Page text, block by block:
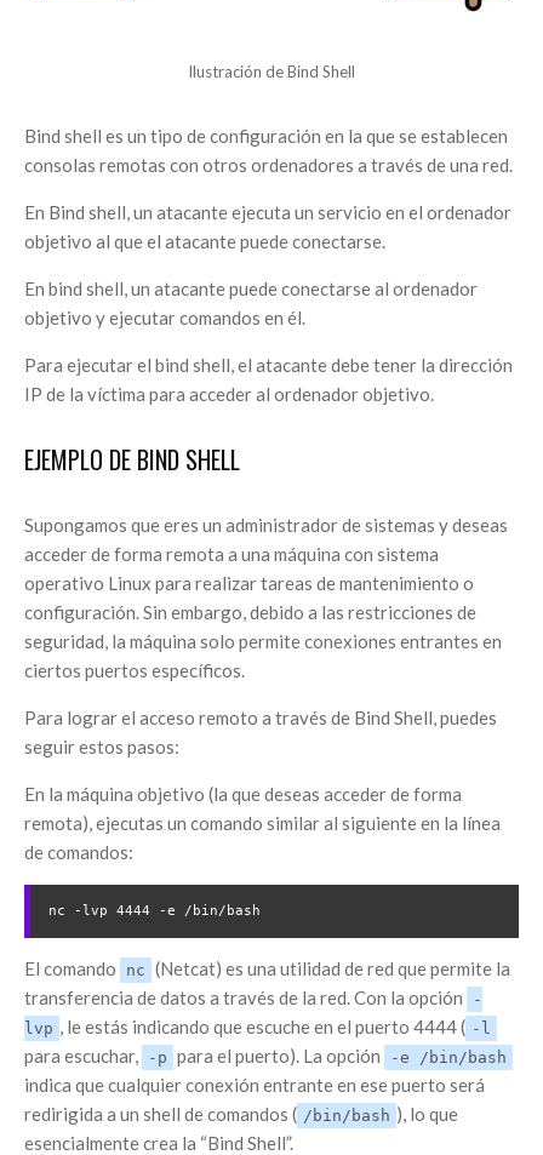
Ilustración de Bind Shell
Bind shell es un tipo de configuración en la que se establecen
consolas remotas con otros ordenadores a través de una red.
En Bind shell, un atacante ejecuta un servicio en el ordenador
objetivo al que el atacante puede conectarse.
En bind shell, un atacante puede conectarse al ordenador
objetivo y ejecutar comandos en él.
Para ejecutar el bind shell, el atacante debe tener la dirección
IP de la víctima para acceder al ordenador objetivo.
EJEMPLO DE BIND SHELL
Supongamos que eres un administrador de sistemas y deseas
acceder de forma remota a una máquina con sistema
operativo Linux para realizar tareas de mantenimiento o
configuración. Sin embargo, debido a las restricciones de
seguridad, la máquina solo permite conexiones entrantes en
ciertos puertos específicos.
Para lograr el acceso remoto a través de Bind Shell, puedes
seguir estos pasos:
En la máquina objetivo (la que deseas acceder de forma
remota), ejecutas un comando similar al siguiente en la línea
de comandos:
nc -lvp 4444 -e /bin/bash
El comando nc (Netcat) es una utilidad de red que permite la
transferencia de datos a través de la red. Con la opción
-
lvp , le estás indicando que escuche en el puerto 4444 ( -l
para escuchar, -p para el puerto). La opción -e /bin/bash
indica que cualquier conexión entrante en ese puerto será
redirigida a un shell de comandos ( /bin/bash ), lo que
esencialmente crea la “Bind Shell”.